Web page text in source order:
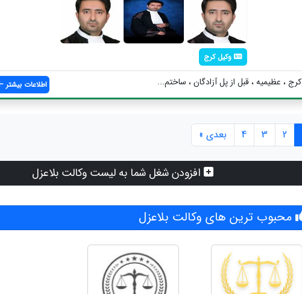
وکیل کرج
کرج ، عظیمیه ، قبل از پل آزادگان ، ساختم... اطلاعات بیشتر
2
3
4 بعدی »
افزودن شغل شما به لیست وکالت بلاعزل
محبوب ترین های وکالت بلاعزل